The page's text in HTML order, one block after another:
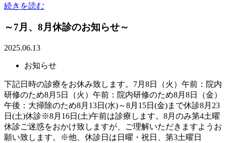
続きを読む
～7月、8月休診のお知らせ～
2025.06.13
お知らせ
下記日時の診療をお休み致します。7月8日（火）午前：院内
研修のため8月5日（火）午前：院内研修のため8月8日（金）
午後：大掃除のため8月13日(水)～8月15日(金)まで休診8月23
日(土)休診※8月16日(土)午前は診療します。8月のみ第4土曜
休診ご迷惑をおかけ致しますが、ご理解いただきますようお
願い致します。※他、休診日は日曜・祝日、第3土曜日